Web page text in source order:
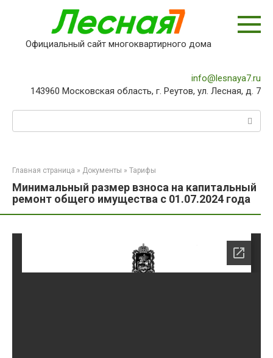
Официальный сайт многоквартирного дома
info@lesnaya7.ru
143960 Московская область, г. Реутов, ул. Лесная, д. 7
Главная страница » Документы » Тарифы
Минимальный размер взноса на капитальный
ремонт общего имущества с 01.07.2024 года